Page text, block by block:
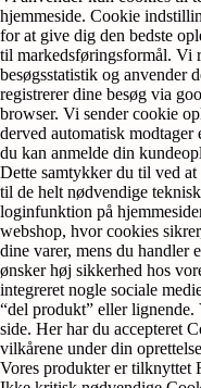
hjemmeside. Cookie
for at give dig den bedste
til markedsføringsformål. Vi
besøgsstatistik og anvender
registrerer dine besøg via
browser. Vi sender cookie
derved automatisk
du kan anmelde din
Dette samtykker du til ved
til de helt nødvendige
loginfunktion på
webshop, hvor cookies
dine varer, mens du handler
ønsker høj sikkerhed hos
integreret nogle sociale
“del produkt” eller lignende.
side. Her har du accepteret
vilkårene under din
Vores produkter er tilknyttet